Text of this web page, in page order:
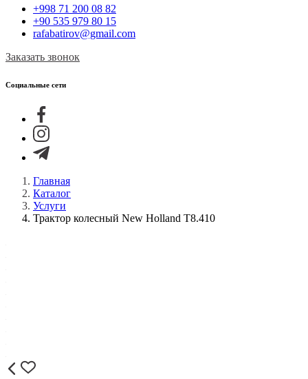
+998 71 200 08 82
+90 535 979 80 15
rafabatirov@gmail.com
Заказать звонок
Социальные сети
Главная
Каталог
Услуги
Трактор колесный New Holland T8.410